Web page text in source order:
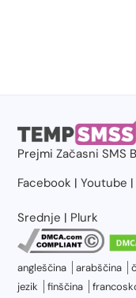
PrejmiZačasni SMS
Facebook |Youtube
Srednje | Plurk
angleščina arabščina
jezik
finščina